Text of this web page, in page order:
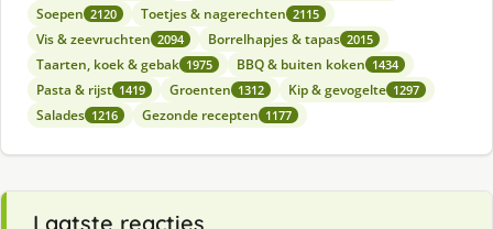
Soepen 2120 Toetjes & nagerechten 2115
Vis & zeevruchten 2094 Borrelhapjes & tapas 2015
Taarten, koek & gebak 1975 BBQ & buiten koken 1434
Pasta & rijst 1419 Groenten 1312 Kip & gevogelte 1297
Salades 1216 Gezonde recepten 1177
Laatste reacties